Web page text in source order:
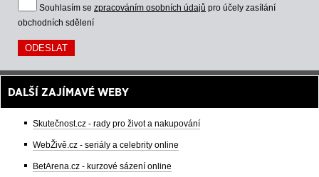
Souhlasím se zpracováním osobních údajů pro účely zasílání
obchodních sdělení
DALŠÍ ZAJÍMAVÉ WEBY
Skutečnost.cz - rady pro život a nakupování
WebŽivě.cz - seriály a celebrity online
BetArena.cz - kurzové sázení online